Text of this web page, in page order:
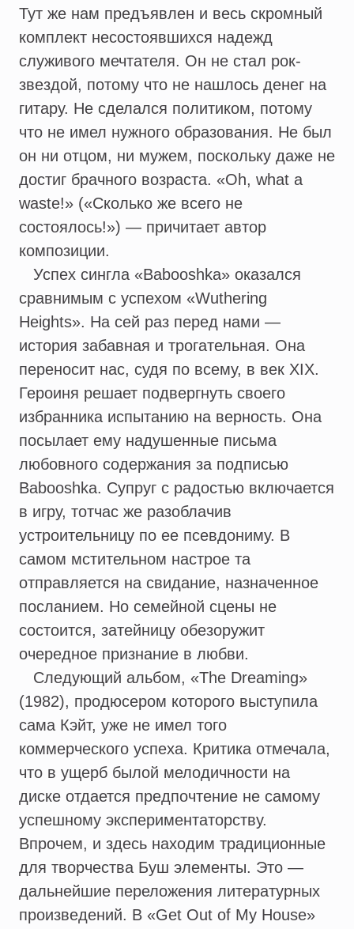
Тут же нам предъявлен и весь скромный
комплект несостоявшихся надежд
служивого мечтателя. Он не стал рок-
звездой, потому что не нашлось денег на
гитару. Не сделался политиком, потому
что не имел нужного образования. Не был
он ни отцом, ни мужем, поскольку даже не
достиг брачного возраста. «Oh, what a
waste!» («Сколько же всего не
состоялось!») — причитает автор
композиции.
Успех сингла «Babooshka» оказался
сравнимым с успехом «Wuthering
Heights». На сей раз перед нами —
история забавная и трогательная. Она
переносит нас, судя по всему, в век XIX.
Героиня решает подвергнуть своего
избранника испытанию на верность. Она
посылает ему надушенные письма
любовного содержания за подписью
Babooshka. Супруг с радостью включается
в игру, тотчас же разоблачив
устроительницу по ее псевдониму. В
самом мстительном настрое та
отправляется на свидание, назначенное
посланием. Но семейной сцены не
состоится, затейницу обезоружит
очередное признание в любви.
Следующий альбом, «The Dreaming»
(1982), продюсером которого выступила
сама Кэйт, уже не имел того
коммерческого успеха. Критика отмечала,
что в ущерб былой мелодичности на
диске отдается предпочтение не самому
успешному экспериментаторству.
Впрочем, и здесь находим традиционные
для творчества Буш элементы. Это —
дальнейшие переложения литературных
произведений. В «Get Out of My House»